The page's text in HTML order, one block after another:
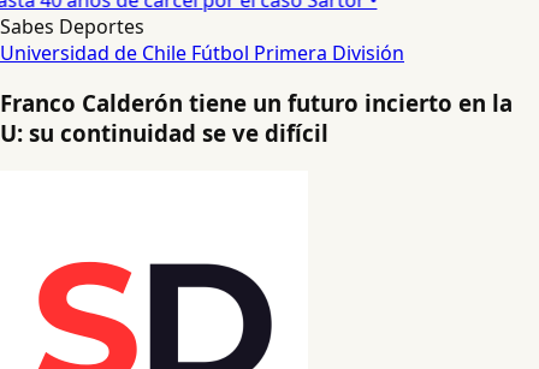
Sabes Deportes
Universidad de Chile Fútbol Primera División
Franco Calderón tiene un futuro incierto en la
U: su continuidad se ve difícil